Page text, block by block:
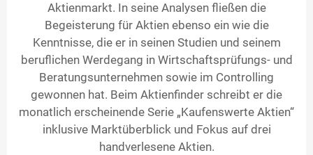
Aktienmarkt. In seine Analysen fließen die
Begeisterung für Aktien ebenso ein wie die
Kenntnisse, die er in seinen Studien und seinem
beruflichen Werdegang in Wirtschaftsprüfungs- und
Beratungsunternehmen sowie im Controlling
gewonnen hat. Beim Aktienfinder schreibt er die
monatlich erscheinende Serie „Kaufenswerte Aktien“
inklusive Marktüberblick und Fokus auf drei
handverlesene Aktien.